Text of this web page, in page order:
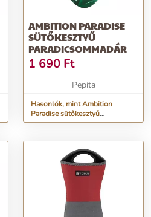
AMBITION PARADISE
SÜTŐKESZTYŰ
PARADICSOMMADÁR
1 690 Ft
Pepita
Hasonlók, mint Ambition
Paradise sütőkesztyű
paradicsommadár